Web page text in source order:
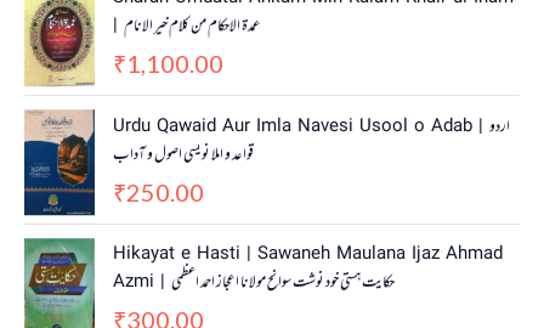
| عمدۃ الاحکام من کلام خیر الانام
₹1,100.00
Urdu Qawaid Aur Imla Navesi Usool o Adab | اردو
قواعد و املا نویسی اصول و آداب
₹250.00
Hikayat e Hasti | Sawaneh Maulana Ijaz Ahmad
Azmi | حکایت ہستی خود نوشت سوانح مولانا اعجاز احمد اعظمی
₹300.00